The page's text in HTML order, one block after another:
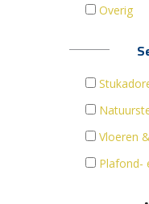
Overig
Vloeren
Plafond-